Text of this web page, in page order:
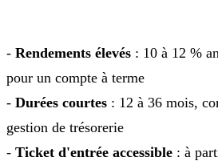
- Rendements élevés : 10 à 12 %
pour un compte à terme
- Durées courtes : 12 à 36 mois,
gestion de trésorerie
- Ticket d'entrée accessible : à